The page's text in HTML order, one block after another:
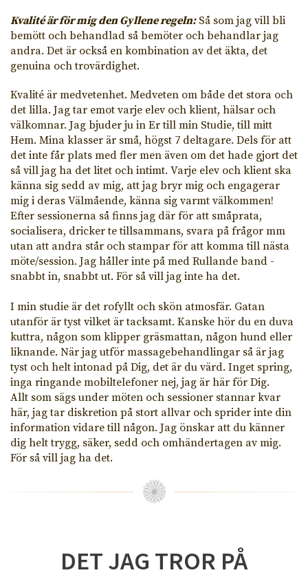
Kvalité är för mig den Gyllene regeln:Så som jag vill bli
bemött och behandlad så bemöter och behandlar jag
andra. Det är också en kombination av det äkta, det
genuina och trovärdighet.
Kvalité är medvetenhet. Medveten om både det stora och
det lilla. Jag tar emot varje elev och klient, hälsar och
välkomnar. Jag bjuder ju in Er till min Studie, till mitt
Hem. Mina klasser är små, högst 7 deltagare. Dels för att
det inte får plats med fler men även om det hade gjort det
så vill jag ha det litet och intimt. Varje elev och klient ska
känna sig sedd av mig, att jag bryr mig och engagerar
mig i deras Välmående, känna sig varmt välkommen!
Efter sessionerna så finns jag där för att småprata,
socialisera, dricker te tillsammans, svara på frågor mm
utan att andra står och stampar för att komma till nästa
möte/session. Jag håller inte på med Rullande band -
snabbt in, snabbt ut. För så vill jag inte ha det.
I min studie är det rofyllt och skön atmosfär. Gatan
utanför är tyst vilket är tacksamt. Kanske hör du en duva
kuttra, någon som klipper gräsmattan, någon hund eller
liknande. När jag utför massagebehandlingar så är jag
tyst och helt intonad på Dig, det är du värd. Inget spring,
inga ringande mobiltelefoner nej, jag är här för Dig.
Allt som sägs under möten och sessioner stannar kvar
här, jag tar diskretion på stort allvar och sprider inte din
information vidare till någon. Jag önskar att du känner
dig helt trygg, säker, sedd och omhändertagen av mig.
För så vill jag ha det.
DET JAG TROR PÅ